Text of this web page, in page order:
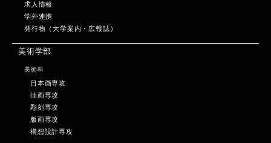
求人情報
学外連携
発行物（大学案内・広報誌）
美術学部
美術科
日本画専攻
油画専攻
彫刻専攻
版画専攻
構想設計専攻